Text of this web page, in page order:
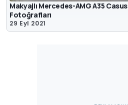
Makyajlı Mercedes-AMG A35 Casus
Fotoğrafları
29 Eyl 2021